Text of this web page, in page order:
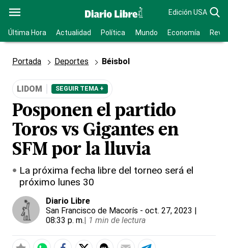
Edición USA
Última Hora Actualidad Política Mundo Economía
Portada Deportes Béisbol
LIDOM SEGUIR TEMA +
Posponen el partido
Toros vs Gigantes en
SFM por la lluvia
La próxima fecha libre del torneo será el
próximo lunes 30
Diario Libre
San Francisco de Macorís - oct. 27, 2023 |
08:33 p. m.| 1 min de lectura